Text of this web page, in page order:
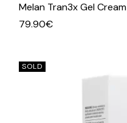
Melan Tran3x Gel Cream
79.90€
SOLD